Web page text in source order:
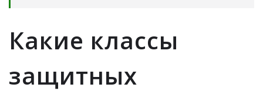
Какие классы
защитных